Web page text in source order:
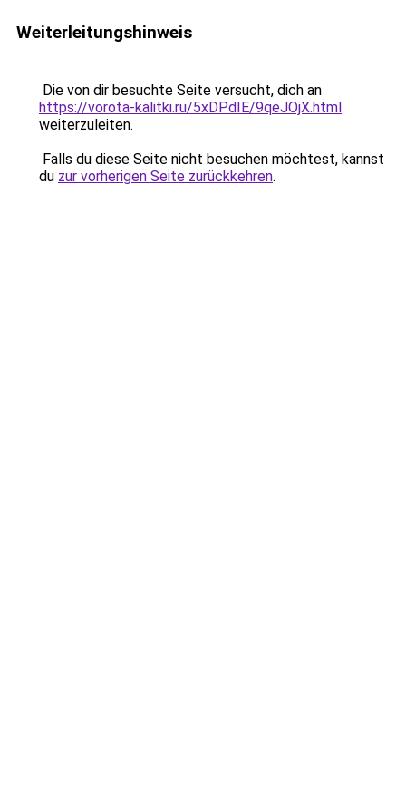
Weiterleitungshinweis
Die von dir besuchte Seite versucht, dich an
https://vorota-kalitki.ru/5xDPdIE/9qeJOjX.html
weiterzuleiten.
Falls du diese Seite nicht besuchen möchtest, kannst
du zur vorherigen Seite zurückkehren.